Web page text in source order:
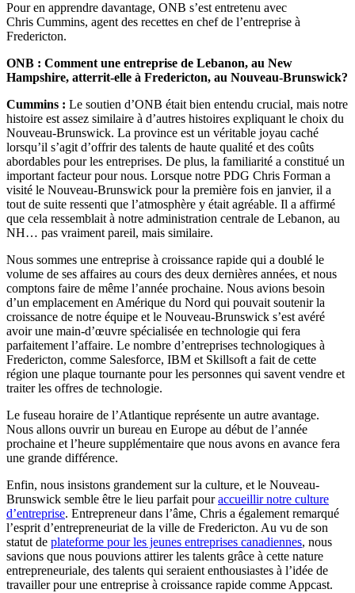
Pour en apprendre davantage, ONB s’est entretenu avec
Chris Cummins, agent des recettes en chef de l’entreprise à
Fredericton.
ONB : Comment une entreprise de Lebanon, au New
Hampshire, atterrit-elle à Fredericton, au Nouveau-Brunswick?
Cummins : Le soutien d’ONB était bien entendu crucial, mais notre
histoire est assez similaire à d’autres histoires expliquant le choix du
Nouveau-Brunswick. La province est un véritable joyau caché
lorsqu’il s’agit d’offrir des talents de haute qualité et des coûts
abordables pour les entreprises. De plus, la familiarité a constitué un
important facteur pour nous. Lorsque notre PDG Chris Forman a
visité le Nouveau-Brunswick pour la première fois en janvier, il a
tout de suite ressenti que l’atmosphère y était agréable. Il a affirmé
que cela ressemblait à notre administration centrale de Lebanon, au
NH… pas vraiment pareil, mais similaire.
Nous sommes une entreprise à croissance rapide qui a doublé le
volume de ses affaires au cours des deux dernières années, et nous
comptons faire de même l’année prochaine. Nous avions besoin
d’un emplacement en Amérique du Nord qui pouvait soutenir la
croissance de notre équipe et le Nouveau-Brunswick s’est avéré
avoir une main-d’œuvre spécialisée en technologie qui fera
parfaitement l’affaire. Le nombre d’entreprises technologiques à
Fredericton, comme Salesforce, IBM et Skillsoft a fait de cette
région une plaque tournante pour les personnes qui savent vendre et
traiter les offres de technologie.
Le fuseau horaire de l’Atlantique représente un autre avantage.
Nous allons ouvrir un bureau en Europe au début de l’année
prochaine et l’heure supplémentaire que nous avons en avance fera
une grande différence.
Enfin, nous insistons grandement sur la culture, et le Nouveau-
Brunswick semble être le lieu parfait pouraccueillir notre culture
d’entreprise. Entrepreneur dans l’âme, Chris a également remarqué
l’esprit d’entrepreneuriat de la ville de Fredericton. Au vu de son
statut de plateforme pour les jeunes entreprises canadiennes, nous
savions que nous pouvions attirer les talents grâce à cette nature
entrepreneuriale, des talents qui seraient enthousiastes à l’idée de
travailler pour une entreprise à croissance rapide comme Appcast.